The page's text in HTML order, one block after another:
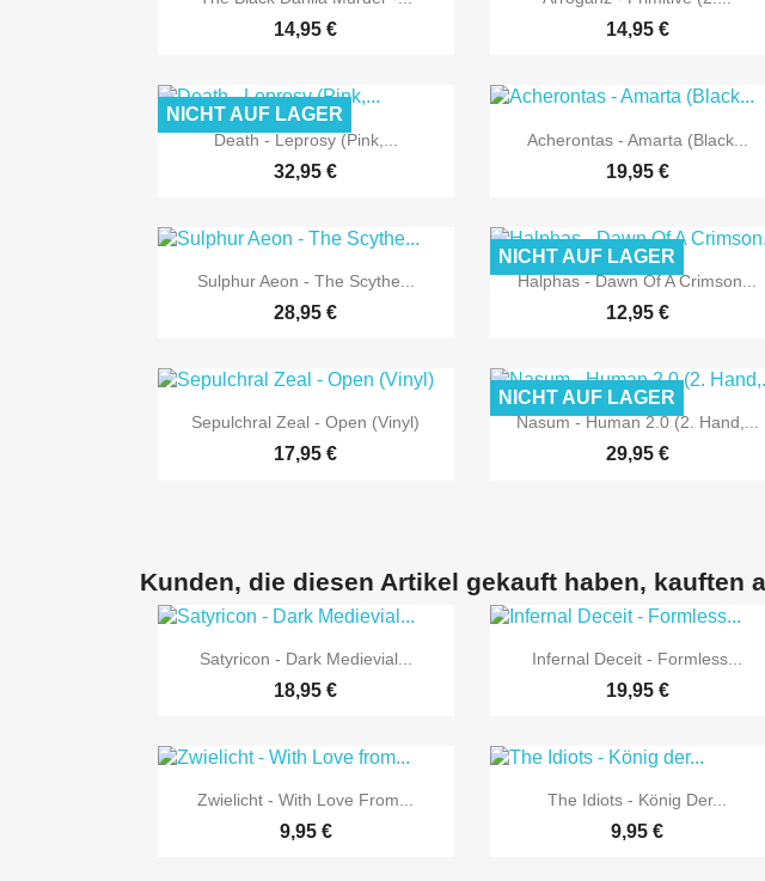
14,95 € 14,95 €
 Vorschau
Death - Leprosy (Pink,...
32,95 €
NICHT AUF LAGER
 Vorschau
Acherontas - Amarta (Black...
19,95 €
 Vorschau
Sulphur Aeon - The Scythe...
28,95 €
 Vorschau
Halphas - Dawn Of A Crimson...
12,95 €
NICHT AUF LAGER
 Vorschau
Sepulchral Zeal - Open (Vinyl)
17,95 €
 Vorschau
Nasum - Human 2.0 (2. Hand,...
29,95 €
NICHT AUF LAGER
Kunden, die diesen Artikel gekauft haben, kauften
 Vorschau
Satyricon - Dark Medievial...
18,95 €
 Vorschau
Infernal Deceit - Formless...
19,95 €
 Vorschau
Zwielicht - With Love From...
9,95 €
 Vorschau
The Idiots - König Der...
9,95 €